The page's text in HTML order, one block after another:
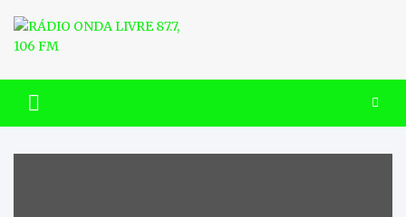
content
RÁDIO ONDA LIVRE 87.7, 106
FM